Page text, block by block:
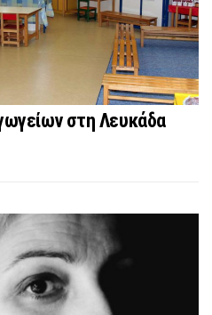
στη Λευκάδα